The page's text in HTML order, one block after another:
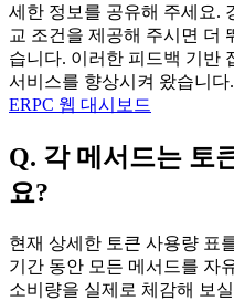
세한 정보를 공유해 주세요.
교 조건을 제공해 주시면 더
습니다. 이러한 피드백 기반
서비스를 향상시켜 왔습니다.
ERPC 웹 대시보드
Q. 각 메서드는 토
요?
현재 상세한 토큰 사용량 표
기간 동안 모든 메서드를 자
소비량을 실제로 체감해 보